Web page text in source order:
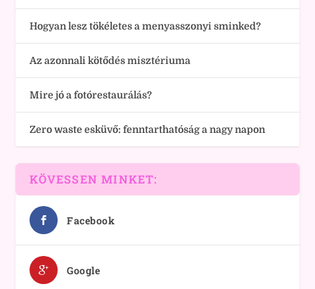
Hogyan lesz tökéletes a menyasszonyi sminked?
Az azonnali kötődés misztériuma
Mire jó a fotórestaurálás?
Zero waste esküvő: fenntarthatóság a nagy napon
KÖVESSEN MINKET:
Facebook
Google